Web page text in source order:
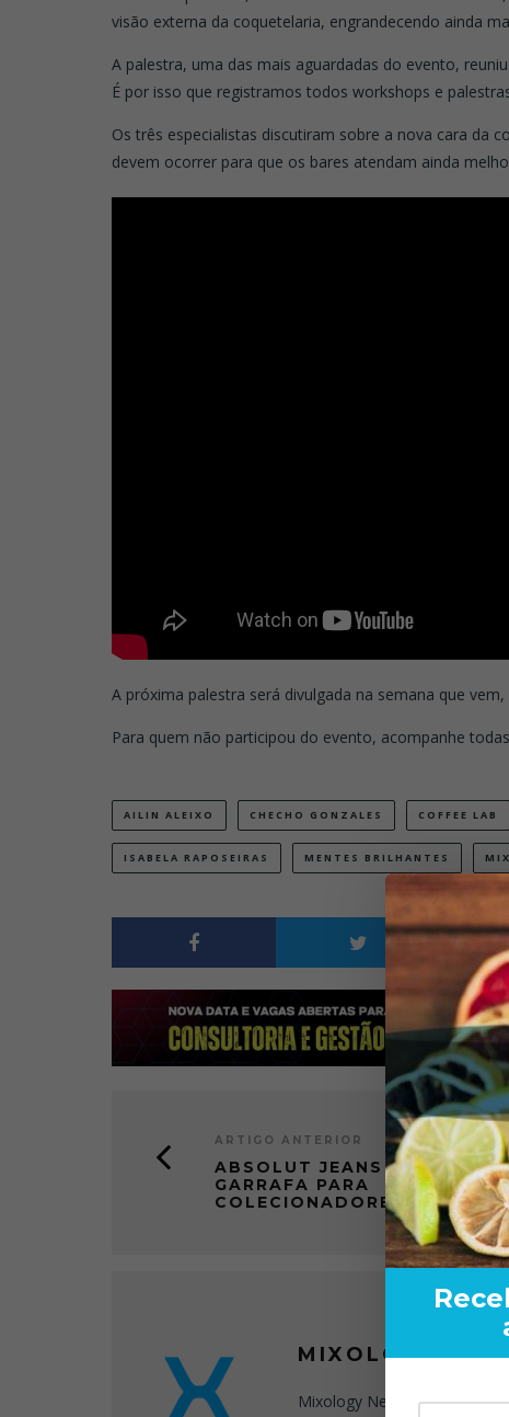
visão externa da coquetelaria, engrandecendo ainda
A palestra, uma das mais aguardadas do evento,
É por isso que registramos todos workshops e
Os três especialistas discutiram sobre a nova cara da
devem ocorrer para que os bares atendam ainda
A próxima palestra será divulgada na semana que
Para quem não participou do evento, acompanhe
AILIN ALEIXO CHECHO GONZALES COFFEE LAB
ISABELA RAPOSEIRAS MENTES BRILHANTES
ARTIGO ANTERIOR
ABSOLUT JEANS É
GARRAFA PARA
COLECIONADORES
MIXOLOGY
Mixology News é o blog